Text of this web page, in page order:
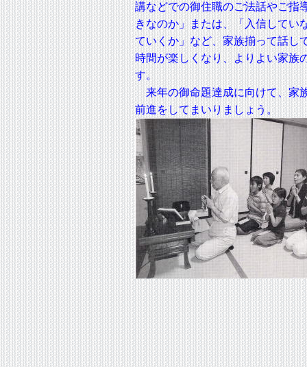
講などでの御住職のご法話やご指
きなのか」または、「入信してい
ていくか」など、家族揃って話し
時間が楽しくなり、よりよい家族
す。
来年の御命題達成に向けて、家
前進をしてまいりましょう。